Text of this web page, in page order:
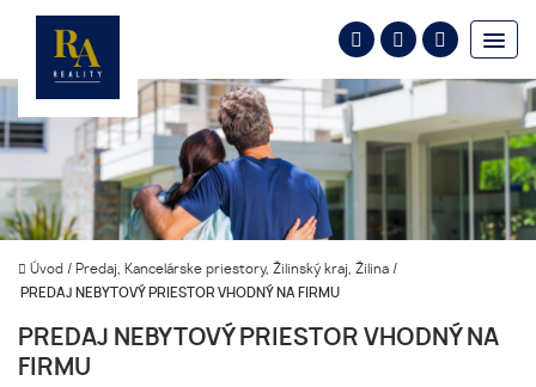
Úvod / Predaj, Kancelárske priestory, Žilinský kraj, Žilina /
PREDAJ NEBYTOVÝ PRIESTOR VHODNÝ NA FIRMU
PREDAJ NEBYTOVÝ PRIESTOR VHODNÝ NA
FIRMU